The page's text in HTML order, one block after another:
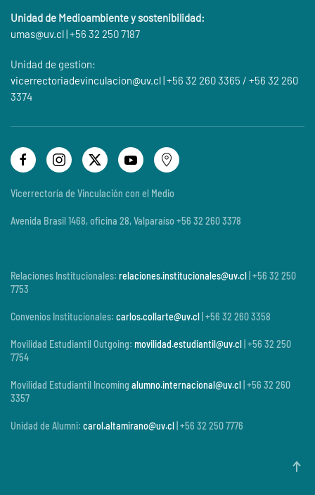
Unidad de Medioambiente y sostenibilidad:
umas@uv.cl| +56 32 250 7187
Unidad de gestion:
vicerrectoriadevinculacion@uv.cl| +56 32 260 3365 / +56 32 260
3374
Vicerrectoría de Vinculación con el Medio
Avenida Brasil 1468, oficina 28, Valparaíso +56 32 260 3378
Relaciones Institucionales: relaciones.institucionales@uv.cl | +56 32 250
7753
Convenios Institucionales: carlos.collarte@uv.cl | +56 32 260 3358
Movilidad Estudiantil Outgoing: movilidad.estudiantil@uv.cl | +56 32 250
7754
Movilidad Estudiantil Incoming alumno.internacional@uv.cl | +56 32 260
3357
Unidad de Alumni: carol.altamirano@uv.cl | +56 32 250 7776